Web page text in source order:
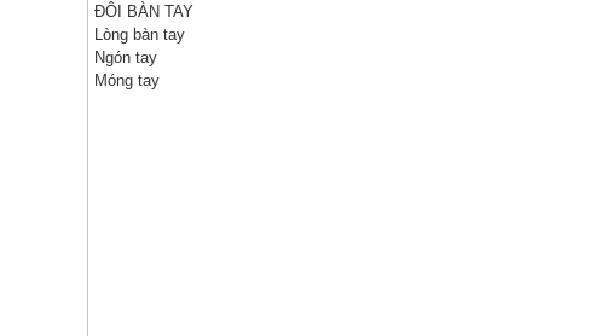
ĐÔI BÀN TAY
Lòng bàn tay
Ngón tay
Móng tay